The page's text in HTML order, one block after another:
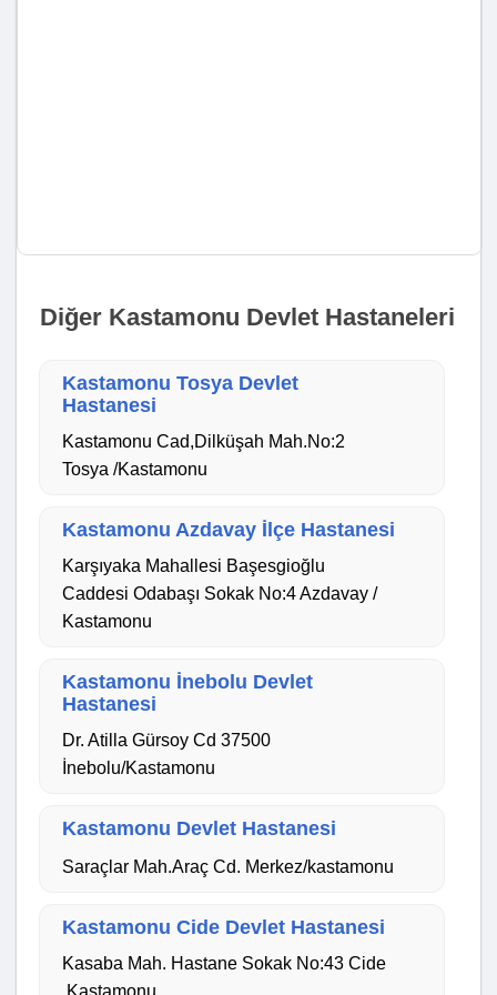
Diğer Kastamonu Devlet Hastaneleri
Kastamonu Tosya Devlet
Hastanesi
Kastamonu Cad,Dilküşah Mah.No:2
Tosya /Kastamonu
Kastamonu Azdavay İlçe Hastanesi
Karşıyaka Mahallesi Başesgioğlu
Caddesi Odabaşı Sokak No:4 Azdavay /
Kastamonu
Kastamonu İnebolu Devlet
Hastanesi
Dr. Atilla Gürsoy Cd 37500
İnebolu/Kastamonu
Kastamonu Devlet Hastanesi
Saraçlar Mah.Araç Cd. Merkez/kastamonu
Kastamonu Cide Devlet Hastanesi
Kasaba Mah. Hastane Sokak No:43 Cide
,Kastamonu